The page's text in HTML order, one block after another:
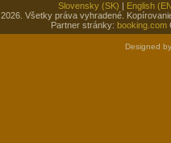
Slovensky (SK) | English
2026. Všetky práva vyhradené.
Partner stránky: booking.com
Designed